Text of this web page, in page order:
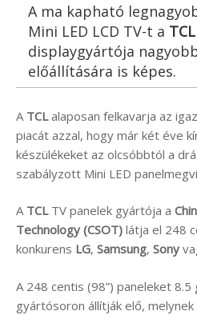
A ma kapható
Mini LED LCD TV-t a TCL
displaygyártója
előállítására is képes.
A TCLalaposan felkavarja az
piacát azzal, hogy már két éve
készülékeket az olcsóbbtól a
szabályzott Mini LED
A TCLTV panelek gyártója a
Technology (CSOT) látja el 248
konkurens LG, Samsung, Sony
A 248 centis (98”) paneleket
gyártósoron állítják elő,